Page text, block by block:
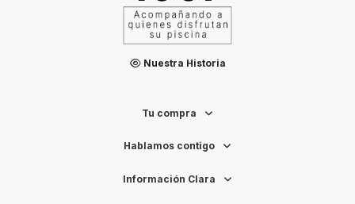
Nuestra Historia
Tu compra
Hablamos contigo
Información Clara